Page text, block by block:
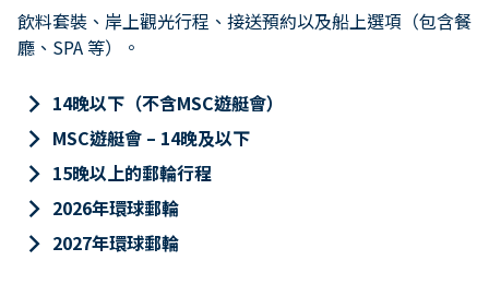
飲料套裝、岸上觀光行程、接送預約以及船上選項（包含餐
廳、SPA 等）。
keyboard_arrow_right 14晚以下（不含MSC遊艇會）
keyboard_arrow_right MSC遊艇會 – 14晚及以下
keyboard_arrow_right 15晚以上的郵輪行程
keyboard_arrow_right 2026年環球郵輪
keyboard_arrow_right 2027年環球郵輪